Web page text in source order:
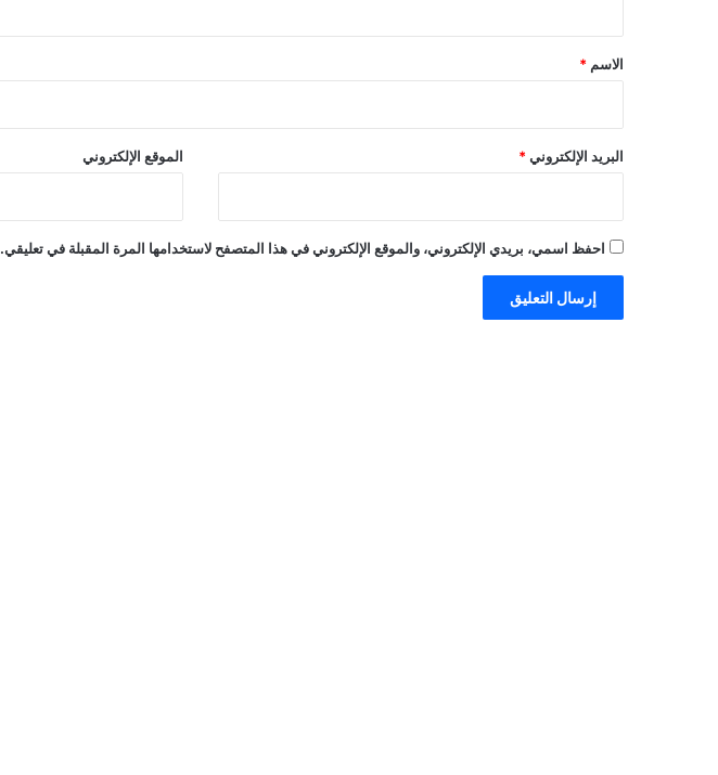
*
الاسم *
البريد الإلكتروني * الموقع الإلكتروني
احفظ اسمي، بريدي الإلكتروني، والموقع الإلكتروني في هذا المتصفح لاستخدامها المرة المقبلة في تعليقي.